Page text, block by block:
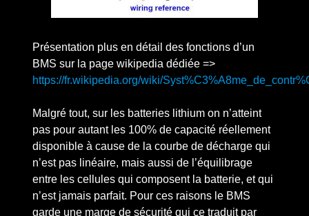
Présentation plus en détail des fonctions d’un
BMS sur la page wikipedia dédiée =>
https://fr.wikipedia.org/wiki/
Malgré tout, sur les batteries lithium on n’atteint
pas pour autant les 100% de capacité réellement
disponible à cause de la courbe de décharge qui
n’est pas linéaire, mais aussi de l’équilibrage
entre les cellules qui composent la batterie, et qui
n’est jamais parfait. Pour ces raisons le BMS
garde une marge de sécurité qui ce traduit par